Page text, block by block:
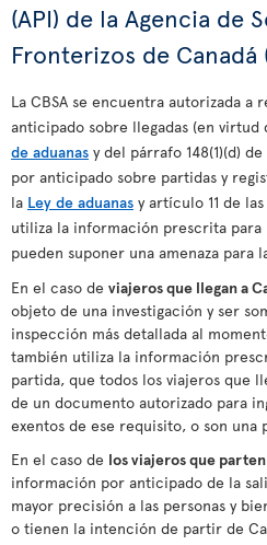
(API) de la Agencia de
Fronterizos de Canadá
La CBSA se encuentra autorizada
anticipado sobre llegadas (en virtud
de aduanas y del párrafo 148(1)(d) de
por anticipado sobre partidas y
la Ley de aduanas y artículo 11 de las
utiliza la información prescrita para
pueden suponer una amenaza para
En el caso de viajeros que llegan a
objeto de una investigación y ser
inspección más detallada al
también utiliza la información
partida, que todos los viajeros que
de un documento autorizado para
exentos de ese requisito, o son una
En el caso de los viajeros que parten
información por anticipado de la
mayor precisión a las personas y
o tienen la intención de partir de